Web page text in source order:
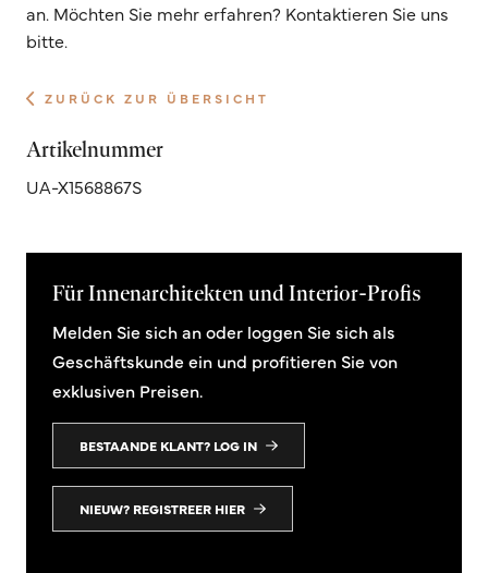
an. Möchten Sie mehr erfahren? Kontaktieren Sie uns
bitte.
ZURÜCK ZUR ÜBERSICHT
Artikelnummer
UA-X1568867S
Für Innenarchitekten und Interior-Profis
Melden Sie sich an oder loggen Sie sich als
Geschäftskunde ein und profitieren Sie von
exklusiven Preisen.
BESTAANDE KLANT? LOG IN
NIEUW? REGISTREER HIER